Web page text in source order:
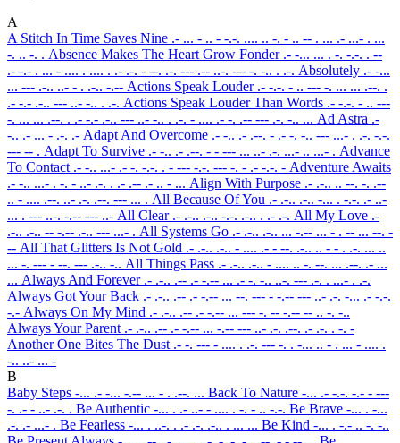
A
A Stitch In Time Saves Nine .- ... - .. - -.-. .... .. -. - .. -- . ... .- ...- . ...
-. .. -. . Absence Makes The Heart Grow Fonder .- -... ... . -. -.-. . --
.- -.- . ... - .... . .... . .- .-. - --. .-. --- .-- ..-. --- -. -.. . .-. Absolutely .- -...
... --- .-.. ..- - . .-.. -.-- Actions Speak Louder .- -.-. - .. --- -. ... ... .--. .
.- -.- .-.. --- ..- -.. . .-. Actions Speak Louder Than Words .- -.-. - .. ---
-. ... ... .--. . .- -.- .-.. --- ..- -.. . .-. - .... .- -. .-- --- .-. -.. ... Ad Astra .-
-.. .- ... - .-. .- Adapt And Overcome .- -.. .- .--. - .- -. -.. --- ...- . .-. -.-.
--- -- . Adapt To Survive .- -.. .- .--. - - --- ... ..- .-. ...- .. ...- . Advance
To Contact .- -.. ...- .- -. -.-. . - --- -.-. --- -. - .- -.-. - Adventure Awaits
.- -.. ...- . -. - ..- .-. . .- .-- .- .. - ... Align With Purpose .- .-.. .. --. -. .--
.. - .... .--. ..- .-. .--. --- ... . All Because Of You .- .-.. .-.. -... . -.-. .- ..-
... . --- ..-. -.-- --- ..- All Clear .- .-.. .-.. -.-. .-.. . .- .-. All My Love .-
.-.. .-.. -- -.-- .-.. --- ...- . All Systems Go .- .-.. .-.. ... -.-- ... - . -- ... --. -
-- All That Glitters Is Not Gold .- .-.. .-.. - .... .- - --. .-.. .. - - . .-. ... ..
... -. --- - --. --- .-.. -.. All Things Pass .- .-.. .-.. - .... .. -. --. ... .--. .- ...
... Always And Forever .- .-.. .-- .- -.-- ... .- -. -.. ..-. --- .-. . ...- . .-.
Always Got Your Back .- .-.. .-- .- -.-- ... --. --- - -.-- --- ..- .-. -... .- -.-.
-.- Always On My Mind .- .-.. .-- .- -.-- ... --- -. -- -.-- -- .. -. -..
Always Your Parent .- .-.. .-- .- -.-- ... -.-- --- ..- .-. .--. .- .-. . -. -
Another One Bites The Dust .- -. --- - .... . .-. --- -. . -... .. - . ... - .... .
-.. ..- ... -
B
Baby Steps -... .- -... -.-- ... - . .--. ... Back To Nature -... .- -.-. -.- - ---
-. .- - ..- .-. . Be Authentic -... . .- ..- - .... . -. - .. -.-. Be Brave -... . -...
.-. .- ...- . Be Fearless -... . ..-. . .- .-. .-.. . ... ... Be Kind -... . -.- .. -. -..